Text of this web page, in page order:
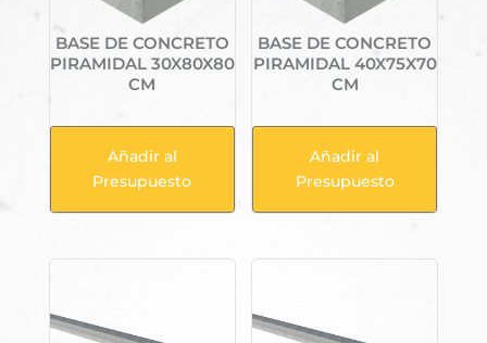
BASE DE CONCRETO
PIRAMIDAL 30X80X80
CM
Añadir al
Presupuesto
BASE DE CONCRETO
PIRAMIDAL 40X75X70
CM
Añadir al
Presupuesto